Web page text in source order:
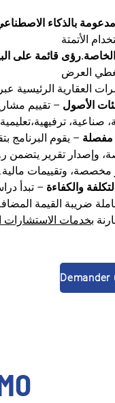
بالذكاء
الخاصة.رؤى قائمة على
العرض
العقارية الرئيسية
الأصول – تقييم
صناعية،
مفصلة – يقوم البرنامج
وإصدار تقرير يتضمن
وتقييمات مالية.
والكفاءة
ضريبة القيمة
بخدمات الاستشارات